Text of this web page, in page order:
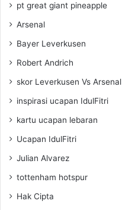
pt great giant pineapple
Arsenal
Bayer Leverkusen
Robert Andrich
skor Leverkusen Vs Arsenal
inspirasi ucapan IdulFitri
kartu ucapan lebaran
Ucapan IdulFitri
Julian Alvarez
tottenham hotspur
Hak Cipta